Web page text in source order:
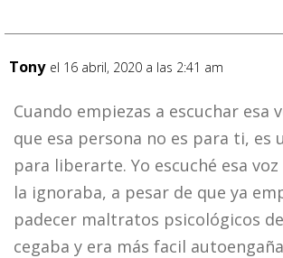
Tony el 16 abril, 2020 a las 2:41 am
Cuando empiezas a escuchar esa
que esa persona no es para ti, es
para liberarte. Yo escuché esa
la ignoraba, a pesar de que ya
padecer maltratos psicológicos
cegaba y era más facil